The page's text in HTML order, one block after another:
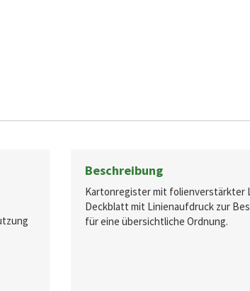
Beschreibung
Kartonregister mit folienverstärkter
Deckblatt mit Linienaufdruck zur
für eine übersichtliche Ordnung.